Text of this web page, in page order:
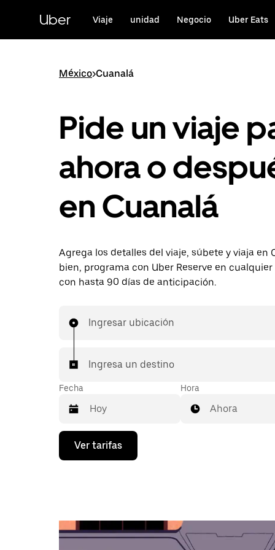
contenido
principal
Uber Viaje unidad Negocio Uber Eats
México>Cuanalá
Pide un viaje
ahora o
en Cuanalá
Agrega los detalles del viaje, súbete y viaja en
bien, programa con Uber Reserve en
con hasta 90 días de anticipación.
Ingresar ubicación
Ingresa un destino
Fecha
Presiona
flecha
el
calendario
Hora
Ahora
Ver tarifas